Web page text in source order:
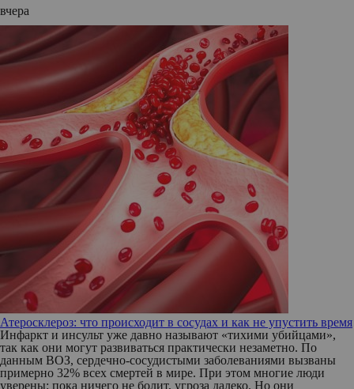
вчера
Атеросклероз: что происходит в сосудах и как не упустить время
Инфаркт и инсульт уже давно называют «тихими убийцами»,
так как они могут развиваться практически незаметно. По
данным ВОЗ, сердечно-сосудистыми заболеваниями вызваны
примерно 32% всех смертей в мире. При этом многие люди
уверены: пока ничего не болит, угроза далеко. Но они